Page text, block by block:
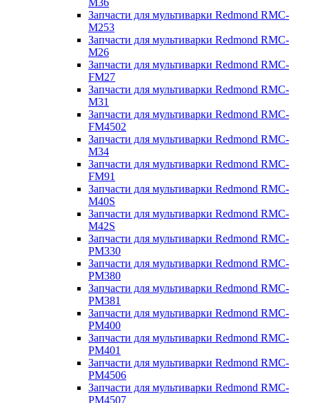
M36
Запчасти для мультиварки Redmond RMC-
M253
Запчасти для мультиварки Redmond RMC-
M26
Запчасти для мультиварки Redmond RMC-
FM27
Запчасти для мультиварки Redmond RMC-
M31
Запчасти для мультиварки Redmond RMC-
FM4502
Запчасти для мультиварки Redmond RMC-
M34
Запчасти для мультиварки Redmond RMC-
FM91
Запчасти для мультиварки Redmond RMC-
M40S
Запчасти для мультиварки Redmond RMC-
M42S
Запчасти для мультиварки Redmond RMC-
PM330
Запчасти для мультиварки Redmond RMC-
PM380
Запчасти для мультиварки Redmond RMC-
PM381
Запчасти для мультиварки Redmond RMC-
PM400
Запчасти для мультиварки Redmond RMC-
PM401
Запчасти для мультиварки Redmond RMC-
PM4506
Запчасти для мультиварки Redmond RMC-
PM4507